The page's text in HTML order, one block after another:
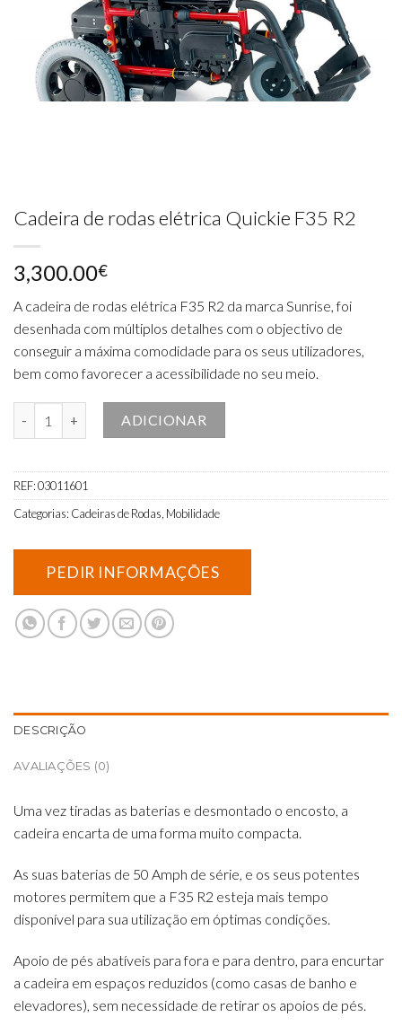
Cadeira de rodas elétrica Quickie F35 R2
3,300.00€
A cadeira de rodas elétrica F35 R2 da marca Sunrise, foi
desenhada com múltiplos detalhes com o objectivo de
conseguir a máxima comodidade para os seus utilizadores,
bem como favorecer a acessibilidade no seu meio.
Quantidade de Cadeira de rodas elétrica Quickie F35 R2
ADICIONAR
REF:03011601
Categorias: Cadeiras de Rodas, Mobilidade
DESCRIÇÃO
AVALIAÇÕES (0)
Uma vez tiradas as baterias e desmontado o encosto, a
cadeira encarta de uma forma muito compacta.
As suas baterias de 50 Amph de série, e os seus potentes
motores permitem que a F35 R2 esteja mais tempo
disponível para sua utilização em óptimas condições.
Apoio de pés abatíveis para fora e para dentro, para encurtar
a cadeira em espaços reduzidos (como casas de banho e
elevadores), sem necessidade de retirar os apoios de pés.